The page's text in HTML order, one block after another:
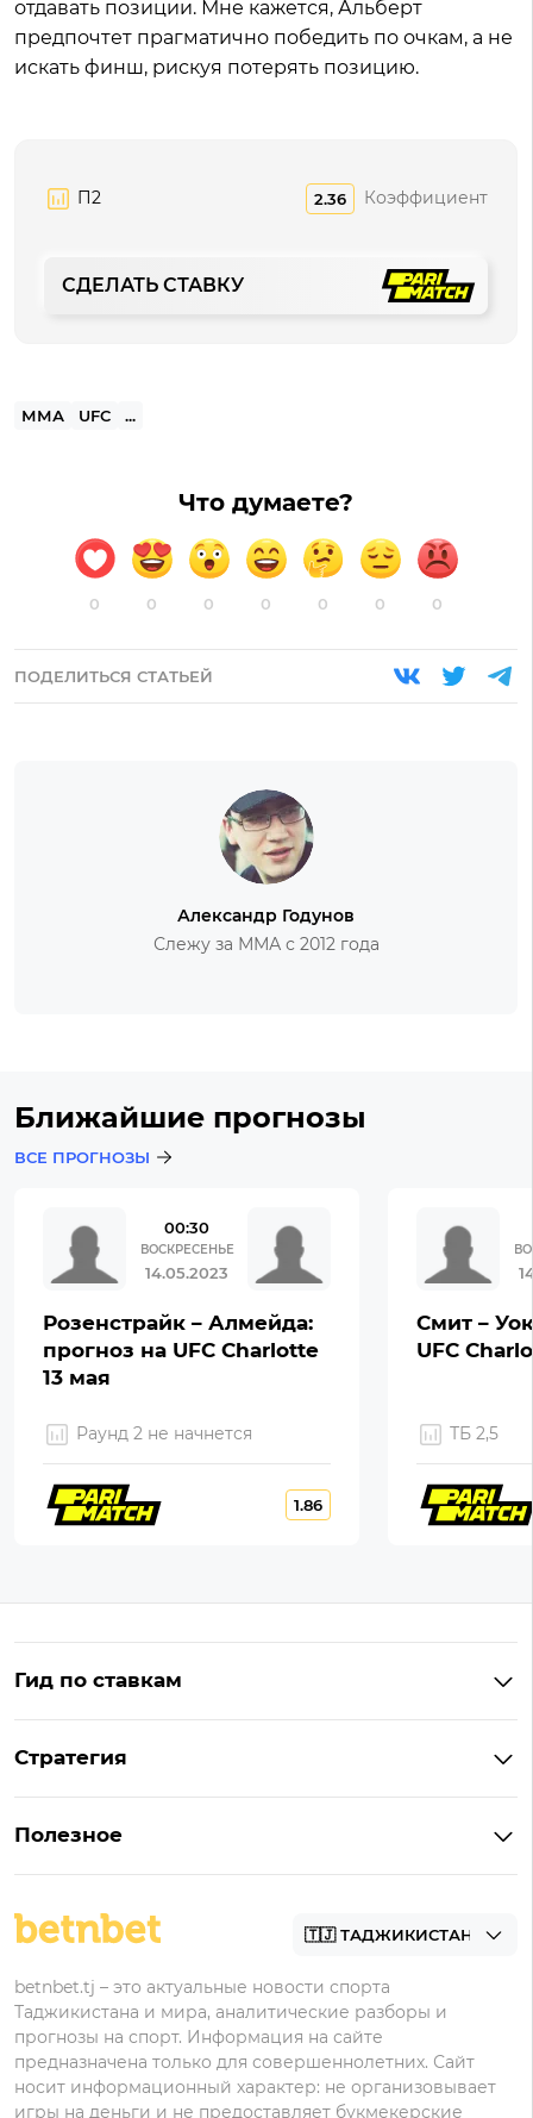
отдавать позиции. Мне кажется, Альберт
предпочтет прагматично победить по очкам, а не
искать финш, рискуя потерять позицию.
П2 2.36 Коэффициент
СДЕЛАТЬ СТАВКУ
ММА UFC ...
Что думаете?
0 0 0 0 0 0 0
ПОДЕЛИТЬСЯ СТАТЬЕЙ
Александр Годунов
Слежу за ММА с 2012 года
Ближайшие прогнозы
ВСЕ ПРОГНОЗЫ
00:30
ВОСКРЕСЕНЬЕ
14.05.2023
Розенстрайк – Алмейда:
прогноз на UFC Charlotte
13 мая
Раунд 2 не начнется
1.86
Смит –
UFC
ТБ 2,5
Гид по ставкам
Что значит «чет» и «нечет»
Стратегия
Полезное
Академия
betnbet.tj – это актуальные новости спорта
Таджикистана и мира, аналитические разборы и
прогнозы на спорт. Информация на сайте
предназначена только для совершеннолетних. Сайт
носит информационный характер: не организовывает
игры на деньги и не предоставляет букмекерские